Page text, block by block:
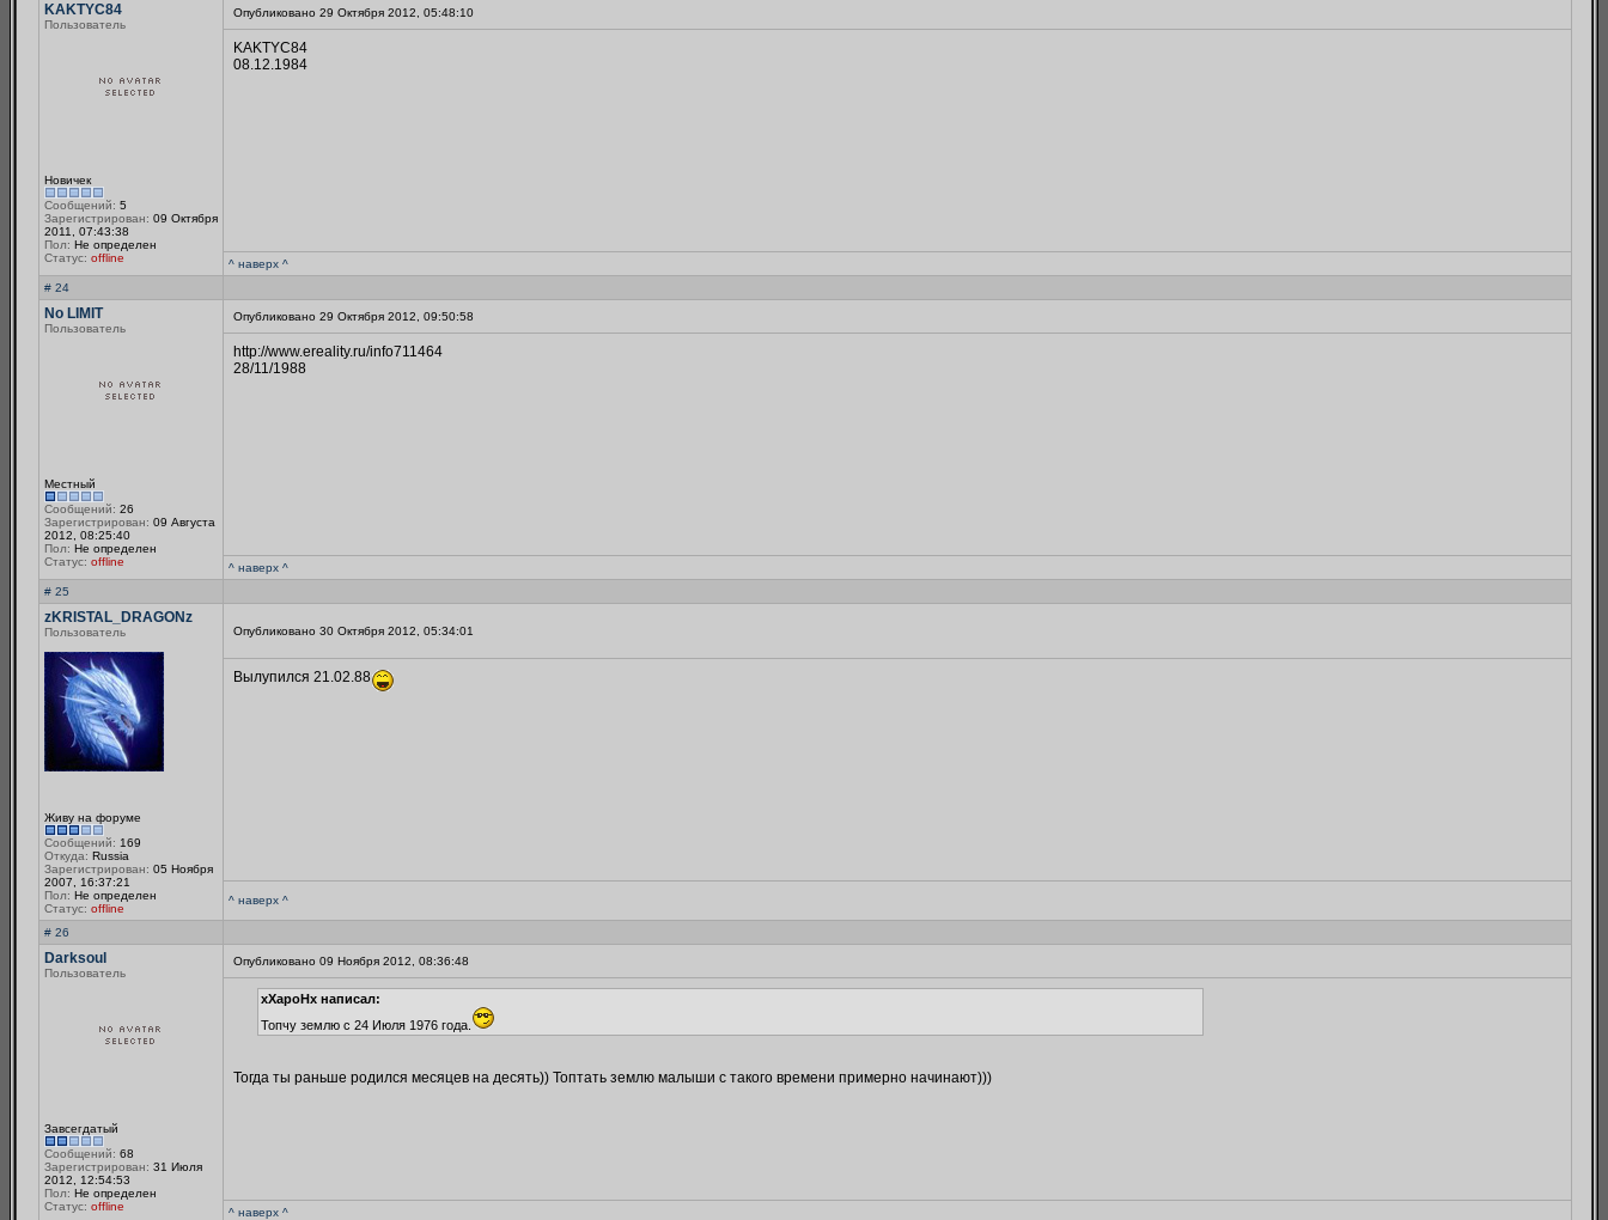
KAKTYC84
Пользователь
Новичек
Сообщений: 5
Зарегистрирован: 09 Октября
2011, 07:43:38
Пол: Не определен
Статус: offline
Опубликовано 29 Октября 2012, 05:48:10
KAKTYC84
08.12.1984
^ наверх ^
# 24
No LIMIT
Пользователь
Местный
Сообщений: 26
Зарегистрирован: 09 Августа
2012, 08:25:40
Пол: Не определен
Статус: offline
Опубликовано 29 Октября 2012, 09:50:58
http://www.ereality.ru/info711464
28/11/1988
^ наверх ^
# 25
zKRISTAL_DRAGONz
Пользователь
Живу на форуме
Сообщений: 169
Откуда: Russia
Зарегистрирован: 05 Ноября
2007, 16:37:21
Пол: Не определен
Статус: offline
Опубликовано 30 Октября 2012, 05:34:01
Вылупился 21.02.88
^ наверх ^
# 26
Darksoul
Пользователь
Завсегдатый
Сообщений: 68
Зарегистрирован: 31 Июля
2012, 12:54:53
Пол: Не определен
Статус: offline
Опубликовано 09 Ноября 2012, 08:36:48
xXapoHx написал:
Топчу землю с 24 Июля 1976 года.
Тогда ты раньше родился месяцев на десять)) Топтать землю малыши с такого времени примерно начинают)))
^ наверх ^